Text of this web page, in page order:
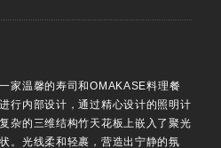
家温馨的寿司和OMAKASE料理餐
行内部设计，通过精心设计的照明计
杂的三维结构竹天花板上嵌入了聚光
。光线柔和轻裹，营造出宁静的氛